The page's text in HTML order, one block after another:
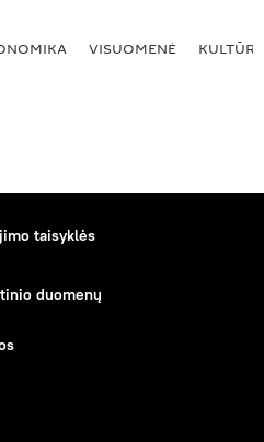
VISUOMENĖ KULTŪRA
taisyklės
duomenų